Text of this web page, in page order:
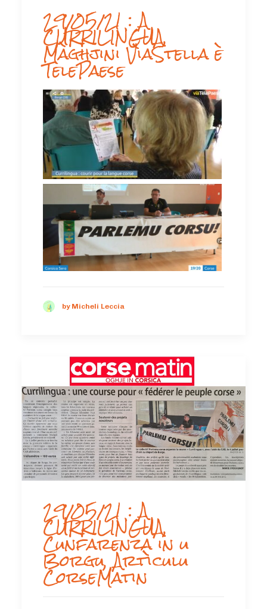
29/05/21 : A
CURRILINGUA,
Màghjini VìaStella è
TelePaese
by Micheli Leccia
29/05/21 : A
CURRILINGUA,
Cunfarenza in u
Borgu, Artìculu
CorseMatin